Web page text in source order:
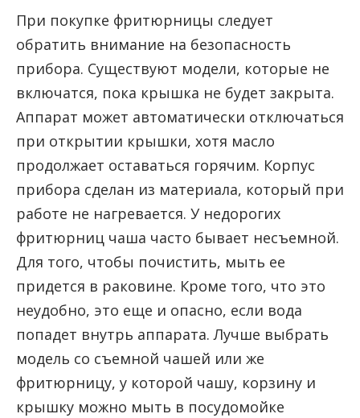
При покупке фритюрницы следует
обратить внимание на безопасность
прибора. Существуют модели, которые не
включатся, пока крышка не будет закрыта.
Аппарат может автоматически отключаться
при открытии крышки, хотя масло
продолжает оставаться горячим. Корпус
прибора сделан из материала, который при
работе не нагревается. У недорогих
фритюрниц чаша часто бывает несъемной.
Для того, чтобы почистить, мыть ее
придется в раковине. Кроме того, что это
неудобно, это еще и опасно, если вода
попадет внутрь аппарата. Лучше выбрать
модель со съемной чашей или же
фритюрницу, у которой чашу, корзину и
крышку можно мыть в посудомойке